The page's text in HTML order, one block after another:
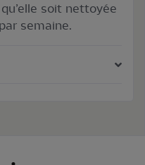
soit nettoyée
semaine.